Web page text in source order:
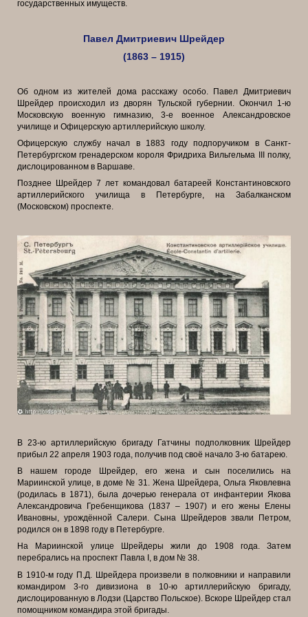
государственных имуществ.
Павел Дмитриевич Шрейдер
(1863 – 1915)
Об одном из жителей дома расскажу особо. Павел Дмитриевич
Шрейдер происходил из дворян Тульской губернии. Окончил 1-ю
Московскую военную гимназию, 3-е военное Александровское
училище и Офицерскую артиллерийскую школу.
Офицерскую службу начал в 1883 году подпоручиком в Санкт-
Петербургском гренадерском короля Фридриха Вильгельма III полку,
дислоцированном в Варшаве.
Позднее Шрейдер 7 лет командовал батареей Константиновского
артиллерийского училища в Петербурге, на Забалканском
(Московском) проспекте.
В 23-ю артиллерийскую бригаду Гатчины подполковник Шрейдер
прибыл 22 апреля 1903 года, получив под своё начало 3-ю батарею.
В нашем городе Шрейдер, его жена и сын поселились на
Мариинской улице, в доме № 31. Жена Шрейдера, Ольга Яковлевна
(родилась в 1871), была дочерью генерала от инфантерии Якова
Александровича Гребенщикова (1837 – 1907) и его жены Елены
Ивановны, урождённой Салери. Сына Шрейдеров звали Петром,
родился он в 1898 году в Петербурге.
На Мариинской улице Шрейдеры жили до 1908 года. Затем
перебрались на проспект Павла I, в дом № 38.
В 1910-м году П.Д. Шрейдера произвели в полковники и направили
командиром 3-го дивизиона в 10-ю артиллерийскую бригаду,
дислоцированную в Лодзи (Царство Польское). Вскоре Шрейдер стал
помощником командира этой бригады.